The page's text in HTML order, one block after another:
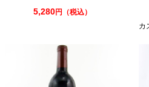
5,280円（税込）
カ